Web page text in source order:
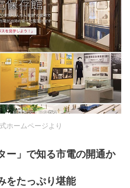
ホームページより
ー」で知る市電の開通か
をたっぷり堪能